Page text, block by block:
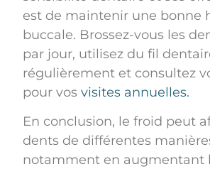
est de maintenir une bonne
buccale. Brossez-vous les
par jour, utilisez du fil
régulièrement et consultez
pour vos visites annuelles.
En conclusion, le froid peut
dents de différentes
notamment en augmentant